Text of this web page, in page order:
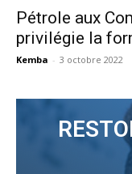
Pétrole aux
privilégie la
Kemba - 3 octobre 2022